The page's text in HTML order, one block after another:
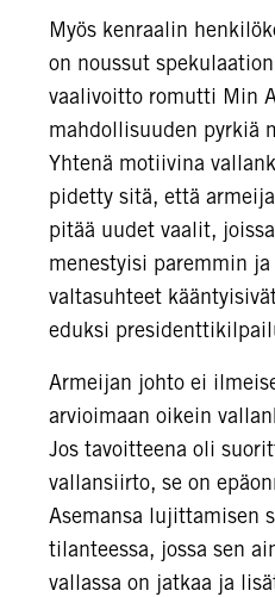
Myös kenraalin
on noussut
vaalivoitto romutti Min
mahdollisuuden pyrkiä
Yhtenä motiivina
pidetty sitä, että
pitää uudet vaalit,
menestyisi paremmin
valtasuhteet
eduksi
Armeijan johto ei
arvioimaan oikein
Jos tavoitteena oli
vallansiirto, se on
Asemansa lujittamisen
tilanteessa, jossa sen
vallassa on jatkaa ja